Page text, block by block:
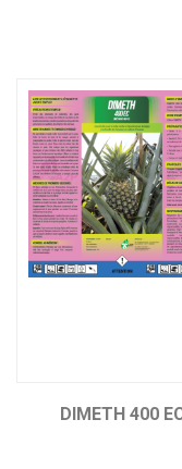
DIMETH 400